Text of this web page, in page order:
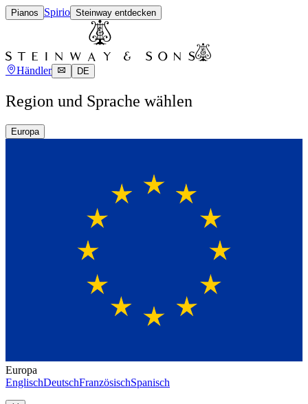
Pianos Spirio Steinway entdecken
Händler DE
Region und Sprache wählen
Europa
Europa
EnglischDeutschFranzösischSpanisch